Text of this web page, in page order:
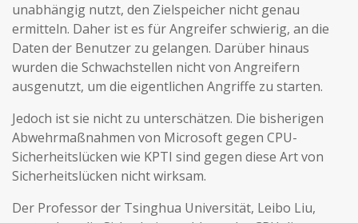
unabhängig nutzt, den Zielspeicher nicht genau
ermitteln. Daher ist es für Angreifer schwierig, an die
Daten der Benutzer zu gelangen. Darüber hinaus
wurden die Schwachstellen nicht von Angreifern
ausgenutzt, um die eigentlichen Angriffe zu starten.
Jedoch ist sie nicht zu unterschätzen. Die bisherigen
Abwehrmaßnahmen von Microsoft gegen CPU-
Sicherheitslücken wie KPTI sind gegen diese Art von
Sicherheitslücken nicht wirksam.
Der Professor der Tsinghua Universität, Leibo Liu,